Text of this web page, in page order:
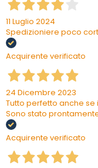
11 Luglio 2024
Spedizioniere poco
Acquirente verificato
24 Dicembre 2023
Tutto perfetto anche
Sono stato
Acquirente verificato